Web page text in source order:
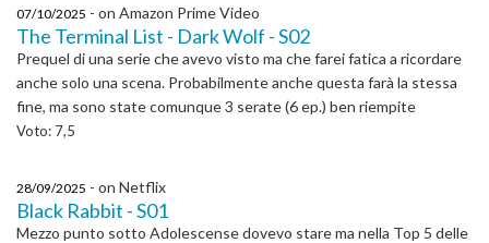
07/10/2025 - on Amazon Prime Video
The Terminal List - Dark Wolf - S02
Prequel di una serie che avevo visto ma che farei fatica a ricordare
anche solo una scena. Probabilmente anche questa farà la stessa
fine, ma sono state comunque 3 serate (6 ep.) ben riempite
Voto: 7,5
28/09/2025 - on Netflix
Black Rabbit - S01
Mezzo punto sotto Adolescense dovevo stare ma nella Top 5 delle